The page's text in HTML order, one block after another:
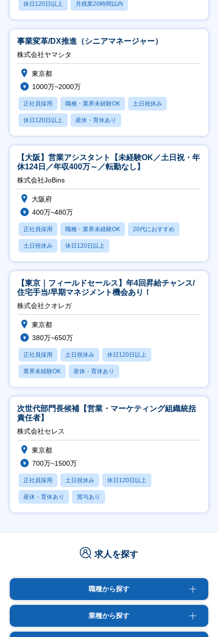
休日120日以上 月残業20時間以内
事業変革/DX推進（シニアマネージャー）
株式会社ヤマシタ
東京都
1000万~2000万
正社員採用 職種・業界未経験OK 土日祝休み
休日120日以上 産休・育休あり
【大阪】営業アシスタント【未経験OK／土日祝・年
休124日／年収400万～／転勤なし】
株式会社JoBins
大阪府
400万~480万
正社員採用 職種・業界未経験OK 20代におすすめ
土日祝休み 休日120日以上
【東京｜フィールドセールス】年4回昇給チャンス/
住宅手当/早期マネジメント機会あり！
株式会社クオレガ
東京都
380万~650万
正社員採用 土日祝休み 休日120日以上
業界未経験OK 産休・育休あり
次世代部門長候補【営業・マーケティング組織統括
責任者】
株式会社セレス
東京都
700万~1500万
正社員採用 土日祝休み 休日120日以上
産休・育休あり 賞与あり
求人を探す
職種から探す
業種から探す